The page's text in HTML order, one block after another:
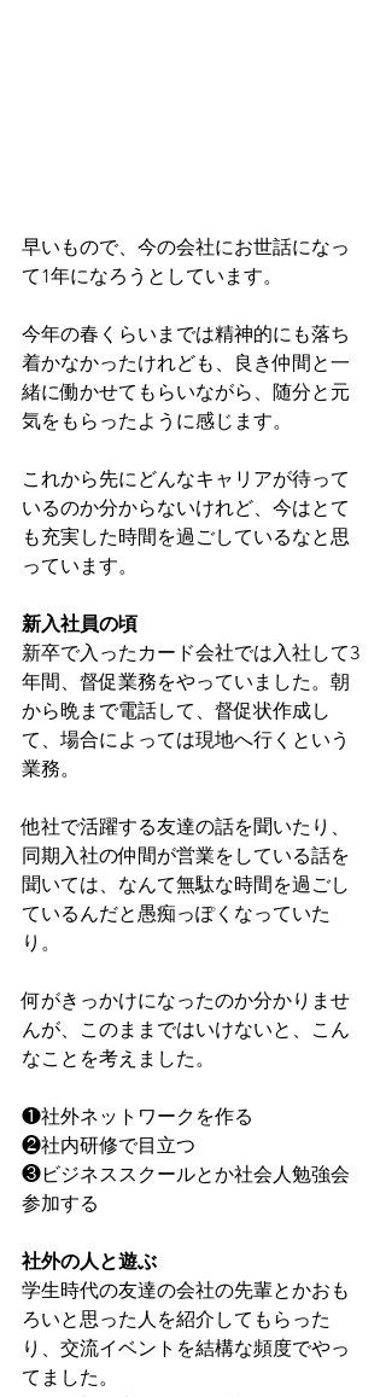
早いもので、今の会社にお世話になっ
て1年になろうとしています。
今年の春くらいまでは精神的にも落ち
着かなかったけれども、良き仲間と一
緒に働かせてもらいながら、随分と元
気をもらったように感じます。
これから先にどんなキャリアが待って
いるのか分からないけれど、今はとて
も充実した時間を過ごしているなと思
っています。
新入社員の頃
新卒で入ったカード会社では入社して3
年間、督促業務をやっていました。朝
から晩まで電話して、督促状作成し
て、場合によっては現地へ行くという
業務。
他社で活躍する友達の話を聞いたり、
同期入社の仲間が営業をしている話を
聞いては、なんて無駄な時間を過ごし
ているんだと愚痴っぽくなっていた
り。
何がきっかけになったのか分かりませ
んが、このままではいけないと、こん
なことを考えました。
❶社外ネットワークを作る
❷社内研修で目立つ
❸ビジネススクールとか社会人勉強会
参加する
社外の人と遊ぶ
学生時代の友達の会社の先輩とかおも
ろいと思った人を紹介してもらった
り、交流イベントを結構な頻度でやっ
てました。